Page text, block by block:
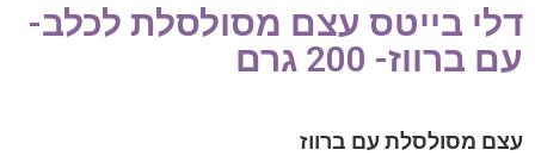
דלי בייטס עצם מסולסלת לכלב-
עם ברווז- 200 גרם
עצם מסולסלת עם ברווז